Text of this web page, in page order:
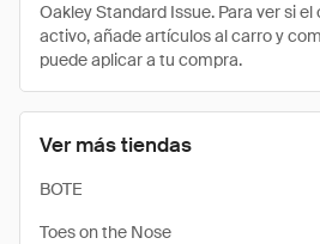
Ver más tiendas
BOTE
Toes on the Nose
Oakley Standard Issue. Para ver si
activo, añade artículos al carro y
puede aplicar a tu compra.